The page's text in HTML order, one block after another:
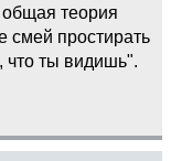
теория
смей простирать
что ты видишь".